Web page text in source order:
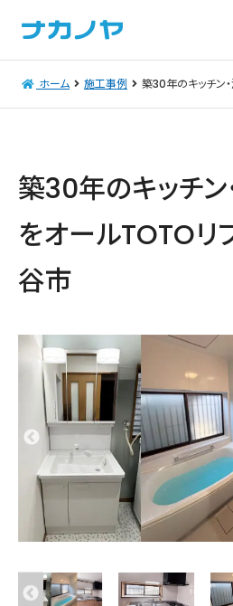
ホーム 施工事例 築30年のキッチン・浴室
築30年のキッチン
をオールTOTOリ
谷市